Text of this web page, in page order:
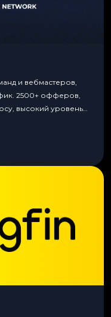
и вебмастеров,
2500+ офферов,
высокий уровень